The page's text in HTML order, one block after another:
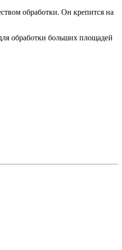
обработки. Он крепится на
обработки больших площадей